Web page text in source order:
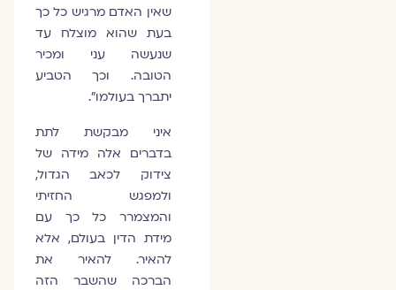
שאין האדם מרגיש כל כך
בעת שהוא מוצלח עד
שנעשה עני ומכיר
הטובה. וכך הטביע
יתברך בעולמו".
איני מבקשת לתת
בדברים אלה מידה של
צידוק לכאב הגדול,
ולמפגש החזיתי
והמצמרר כל כך עם
מידת הדין בעולם, אלא
להאיר. להאיר את
הברכה שהשבר הזה